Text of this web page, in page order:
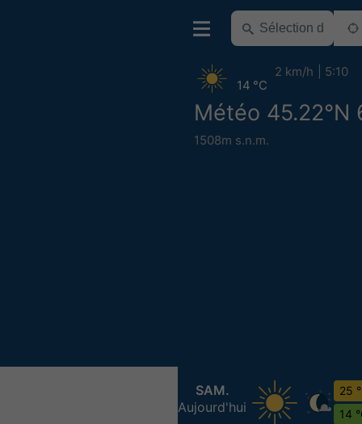
Météo 45.22°N
1508m s.n.m.
14 °C
2 km/h 5:10
SAM.
Aujourd'hui
25
14